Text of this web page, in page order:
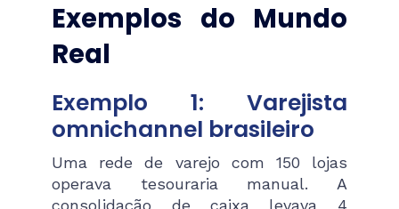
Exemplos do Mundo
Real
Exemplo 1: Varejista
omnichannel brasileiro
Uma rede de varejo com 150 lojas
operava tesouraria manual. A
consolidação de caixa levava 4